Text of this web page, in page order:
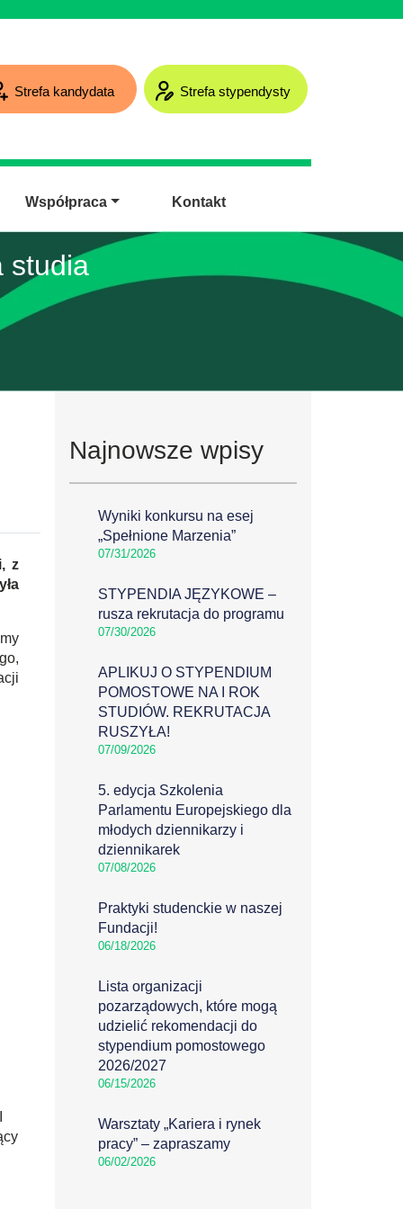
Strefa kandydata Strefa stypendysty
Współpraca Kontakt
studia
z
Najnowsze wpisy
Wyniki konkursu na esej
„Spełnione Marzenia”
07/31/2026
STYPENDIA JĘZYKOWE –
rusza rekrutacja do programu
07/30/2026
APLIKUJ O STYPENDIUM
POMOSTOWE NA I ROK
STUDIÓW. REKRUTACJA
RUSZYŁA!
07/09/2026
5. edycja Szkolenia
Parlamentu Europejskiego dla
młodych dziennikarzy i
dziennikarek
07/08/2026
Praktyki studenckie w naszej
Fundacji!
06/18/2026
Lista organizacji
pozarządowych, które mogą
udzielić rekomendacji do
stypendium pomostowego
2026/2027
06/15/2026
Warsztaty „Kariera i rynek
pracy” – zapraszamy
06/02/2026